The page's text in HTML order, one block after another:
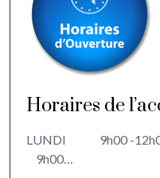
Horaires de
LUNDI 9h00 -
9h00…